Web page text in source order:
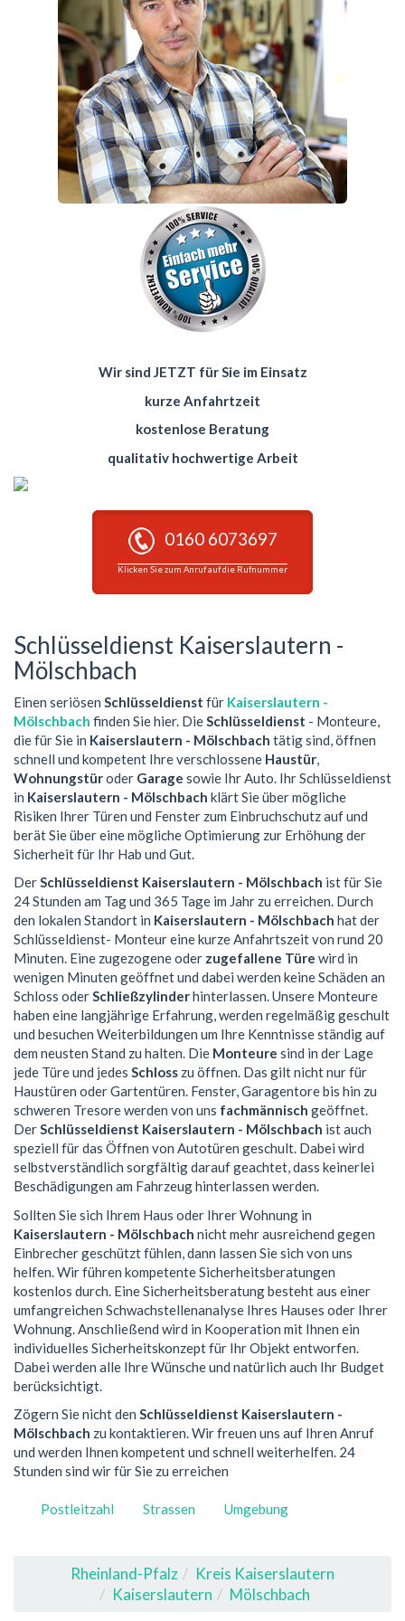
Wir sind JETZT für Sie im Einsatz
kurze Anfahrtzeit
kostenlose Beratung
qualitativ hochwertige Arbeit
0160 6073697
Klicken Sie zum Anruf auf die Rufnummer
Schlüsseldienst Kaiserslautern -
Mölschbach
Einen seriösen Schlüsseldienst für Kaiserslautern -
Mölschbach finden Sie hier. DieSchlüsseldienst - Monteure,
die für Sie in Kaiserslautern - Mölschbach tätig sind, öffnen
schnell und kompetent Ihre verschlossene Haustür,
Wohnungstüroder Garage sowie Ihr Auto. Ihr Schlüsseldienst
in Kaiserslautern - Mölschbach klärt Sie über mögliche
Risiken Ihrer Türen und Fenster zum Einbruchschutz auf und
berät Sie über eine mögliche Optimierung zur Erhöhung der
Sicherheit für Ihr Hab und Gut.
DerSchlüsseldienst Kaiserslautern - Mölschbach ist für Sie
24 Stunden am Tag und 365 Tage im Jahr zu erreichen. Durch
den lokalen Standort in Kaiserslautern - Mölschbach hat der
Schlüsseldienst- Monteur eine kurze Anfahrtszeit von rund 20
Minuten. Eine zugezogene oder zugefallene Türe wird in
wenigen Minuten geöffnet und dabei werden keine Schäden an
Schloss oderSchließzylinderhinterlassen. Unsere Monteure
haben eine langjährige Erfahrung, werden regelmäßig geschult
und besuchen Weiterbildungen um Ihre Kenntnisse ständig auf
dem neusten Stand zu halten. Die Monteure sind in der Lage
jede Türe und jedes Schloss zu öffnen. Das gilt nicht nur für
Haustüren oder Gartentüren. Fenster, Garagentore bis hin zu
schweren Tresore werden von uns fachmännisch geöffnet.
DerSchlüsseldienst Kaiserslautern - Mölschbach ist auch
speziell für das Öffnen von Autotüren geschult. Dabei wird
selbstverständlich sorgfältig darauf geachtet, dass keinerlei
Beschädigungen am Fahrzeug hinterlassen werden.
Sollten Sie sich Ihrem Haus oder Ihrer Wohnung in
Kaiserslautern - Mölschbach nicht mehr ausreichend gegen
Einbrecher geschützt fühlen, dann lassen Sie sich von uns
helfen. Wir führen kompetente Sicherheitsberatungen
kostenlos durch. Eine Sicherheitsberatung besteht aus einer
umfangreichen Schwachstellenanalyse Ihres Hauses oder Ihrer
Wohnung. Anschließend wird in Kooperation mit Ihnen ein
individuelles Sicherheitskonzept für Ihr Objekt entworfen.
Dabei werden alle Ihre Wünsche und natürlich auch Ihr Budget
berücksichtigt.
Zögern Sie nicht den Schlüsseldienst Kaiserslautern -
Mölschbach zu kontaktieren. Wir freuen uns auf Ihren Anruf
und werden Ihnen kompetent und schnell weiterhelfen. 24
Stunden sind wir für Sie zu erreichen
Postleitzahl Strassen Umgebung
Rheinland-Pfalz
Kreis Kaiserslautern
Kaiserslautern
Mölschbach